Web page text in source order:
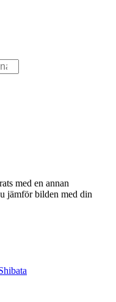
med en annan
jämför bilden med din